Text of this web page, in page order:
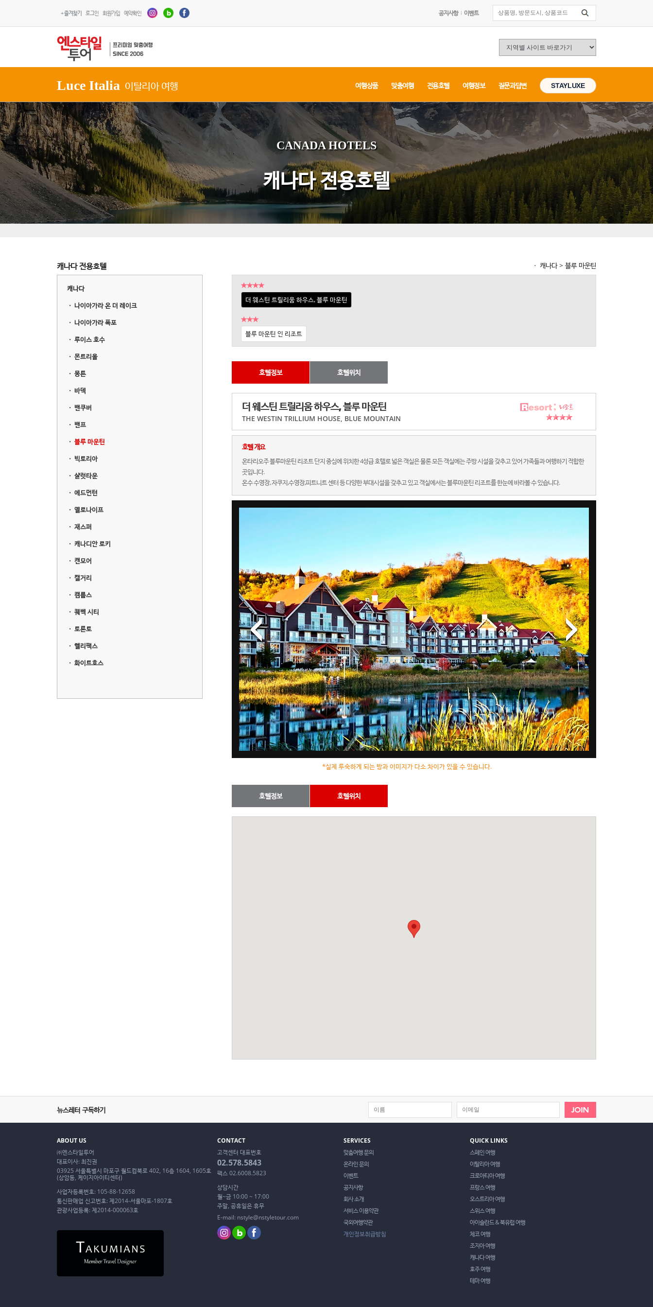
+ 즐겨찾기 로그인 회원가입 예약확인 공지사항 이벤트
Luce Italia 이탈리아 여행 여행상품 맞춤여행 전용호텔 여행정보 질문과답변 STAYLUXE
CANADA HOTELS
캐나다 전용호텔
캐나다 전용호텔 ㆍ 캐나다 > 블루 마운틴
캐나다
ㆍ 나이아가라 온 더 레이크
ㆍ 나이아가라 폭포
ㆍ 루이스 호수
ㆍ 몬트리올
ㆍ 몽튼
ㆍ 바덱
ㆍ 밴쿠버
ㆍ 밴프
ㆍ 블루 마운틴
ㆍ 빅토리아
ㆍ 샬럿타운
ㆍ 에드먼턴
ㆍ 옐로나이프
ㆍ 재스퍼
ㆍ 캐나디안 로키
ㆍ 캔모어
ㆍ 캘거리
ㆍ 캠룹스
ㆍ 퀘벡 시티
ㆍ 토론토
ㆍ 핼리팩스
ㆍ 화이트호스
★★★★
더 웨스틴 트릴리움 하우스, 블루 마운틴
★★★
블루 마운틴 인 리조트
호텔정보 호텔위치
더 웨스틴 트릴리움 하우스, 블루 마운틴
THE WESTIN TRILLIUM HOUSE, BLUE MOUNTAIN
호텔 개요
온타리오주 블루마운틴 리조트 단지 중심에 위치한 4성급 호텔로 넓은 객실은 물론 모든 객실에는 주방 시설을 갖추고 있어 가족들과 여행하기 적합한
곳입니다.
온수 수영장, 자쿠지,수영장,피트니트 센터 등 다양한 부대시설을 갖추고 있고 객실에서는 블루마운틴 리조트를 한눈에 바라볼 수 있습니다.
*실제 투숙하게 되는 방과 이미지가 다소 차이가 있을 수 있습니다.
호텔정보 호텔위치
뉴스레터 구독하기
ABOUT US
㈜엔스타일투어
대표이사: 최진권
03925 서울특별시 마포구 월드컵북로 402, 16층 1604, 1605호
(상암동, 케이지아이티센터)
사업자등록번호: 105-88-12658
통신판매업 신고번호: 제2014-서울마포-1807호
관광사업등록: 제2014-000063호
CONTACT
고객센터 대표번호
02.578.5843
팩스 02.6008.5823
상담시간
월~금 10:00 ~ 17:00
주말, 공휴일은 휴무
E-mail: nstyle@nstyletour.com
SERVICES
맞춤여행 문의
온라인 문의
이벤트
공지사항
회사 소개
서비스 이용약관
국외여행약관
개인정보취급방침
QUICK LINKS
스페인 여행
이탈리아 여행
크로아티아 여행
프랑스 여행
오스트리아 여행
스위스 여행
아이슬란드 & 북유럽 여행
체코 여행
조지아 여행
캐나다 여행
호주 여행
테마 여행